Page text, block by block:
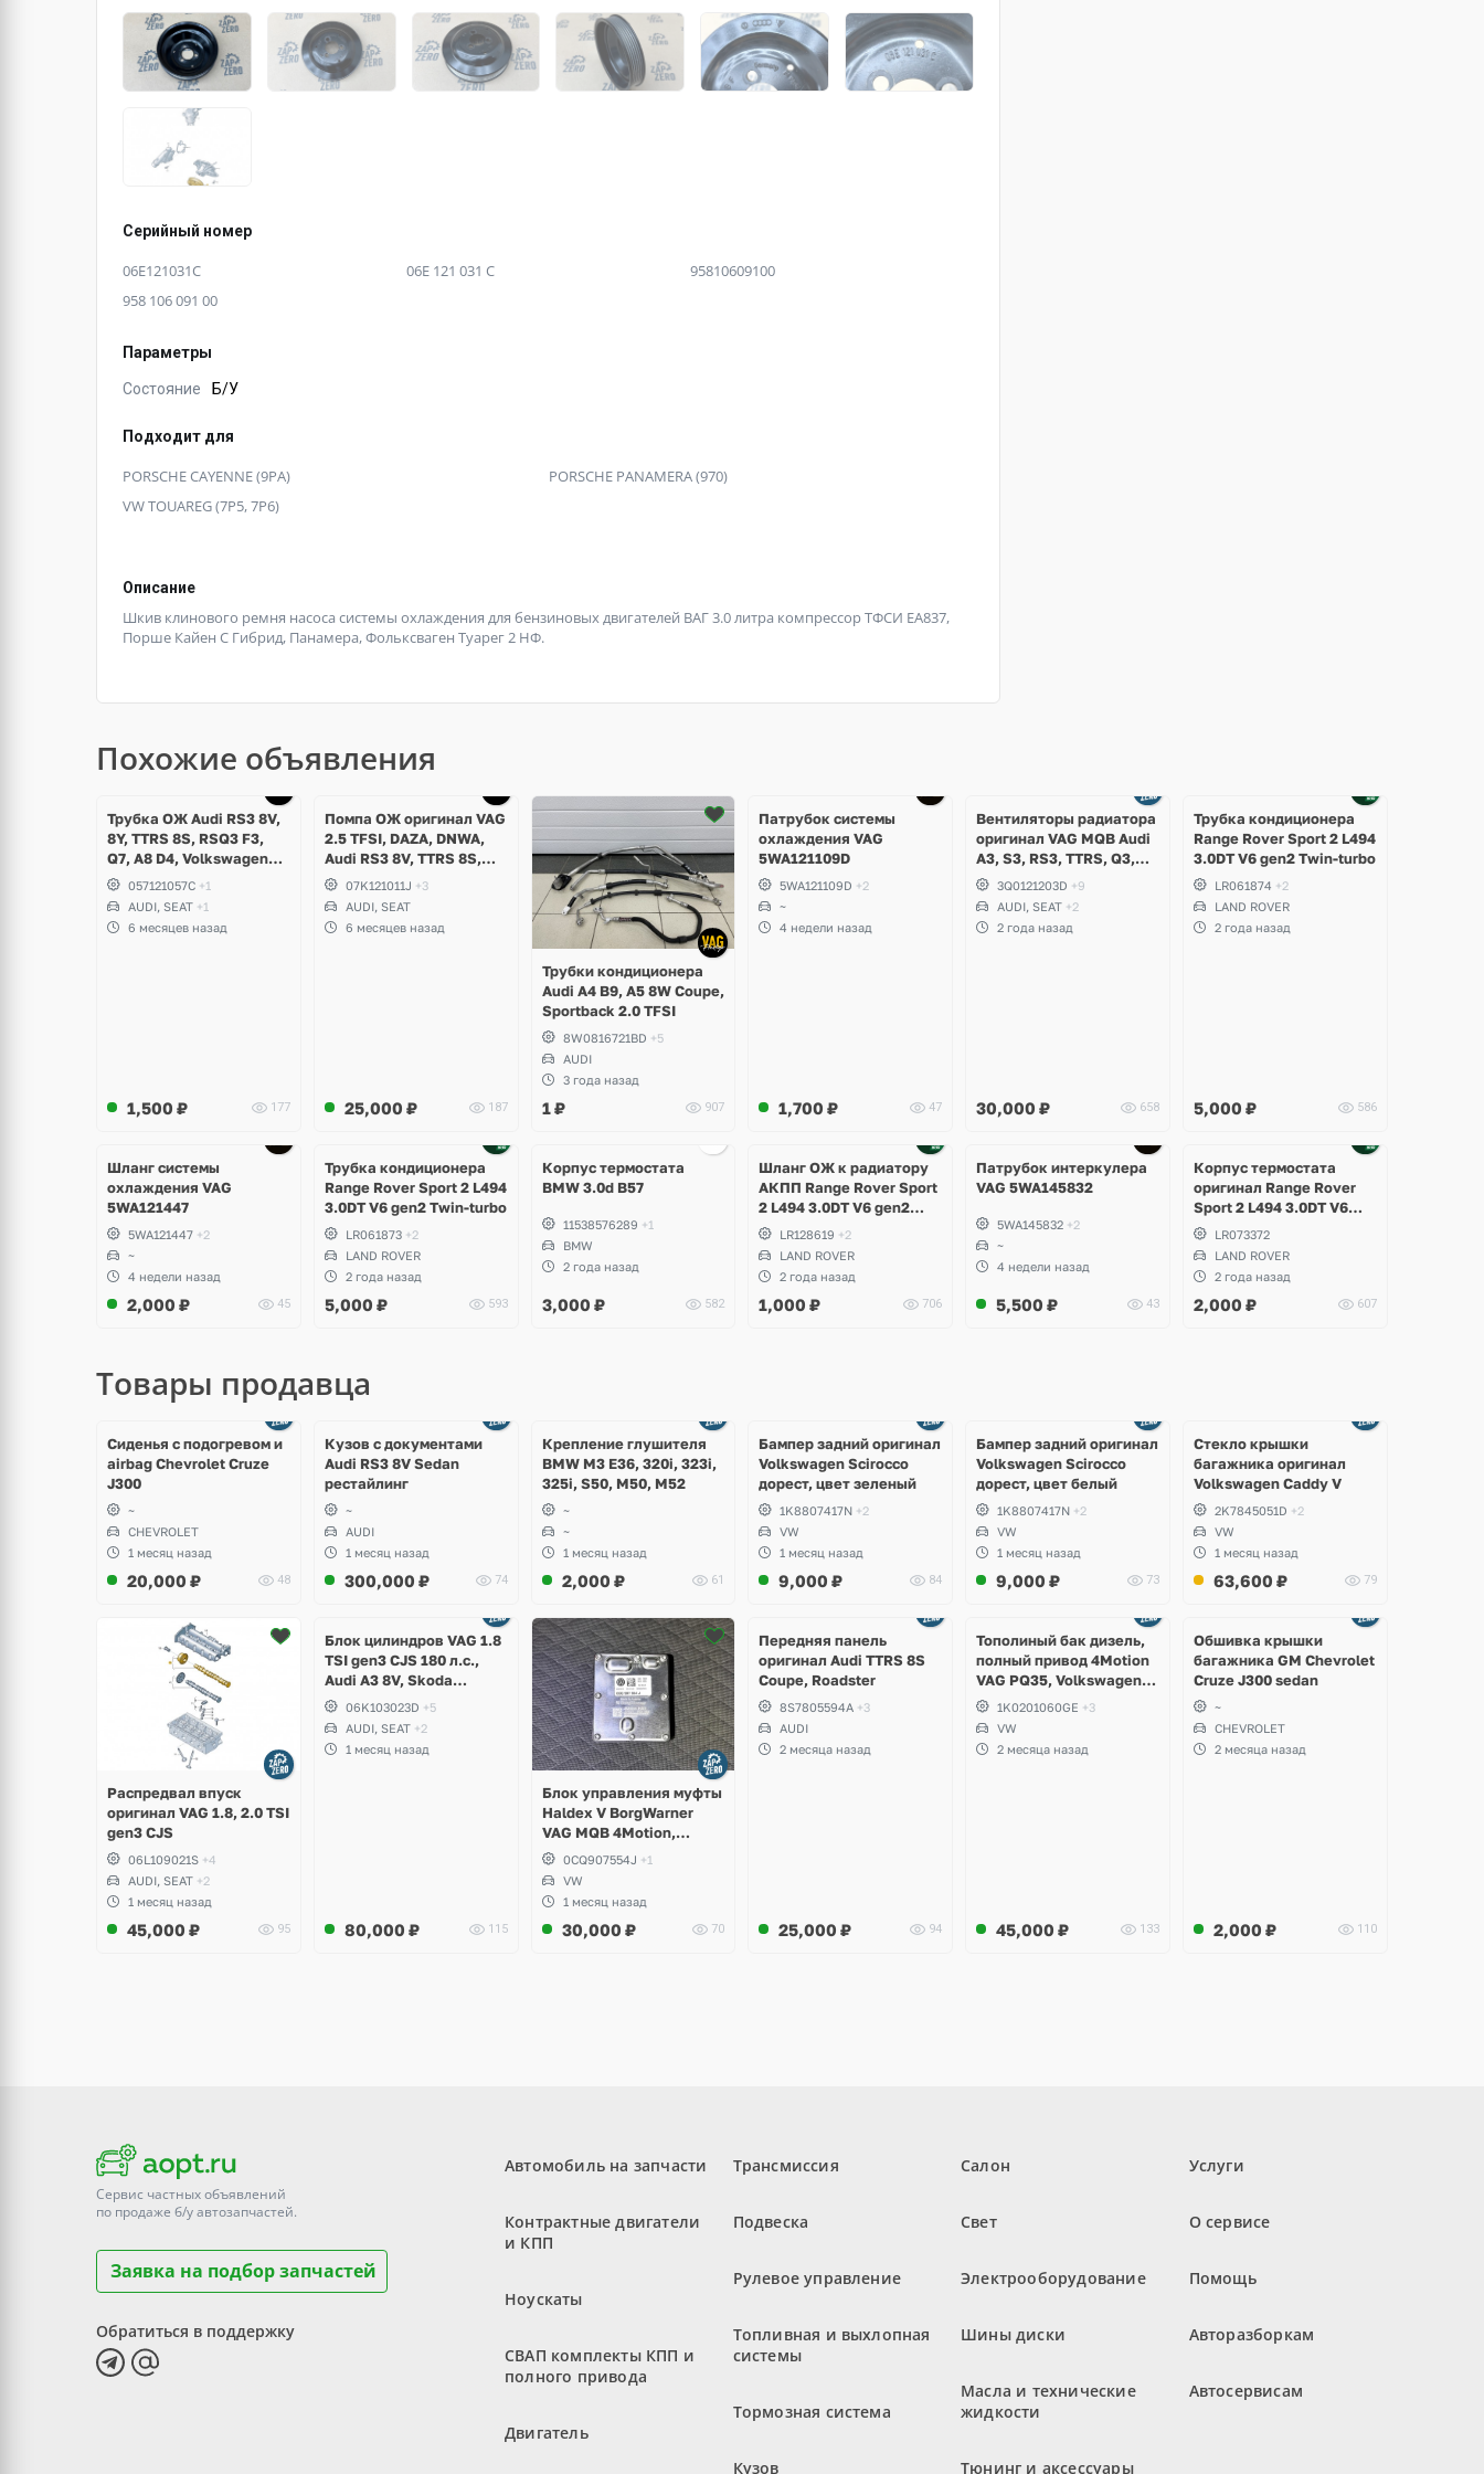
Серийный номер
06E121031C 06E 121 031 C
95810609100
958 106 091 00
Параметры
Состояние Б/У
Подходит для
PORSCHE CAYENNE (9PA)
PORSCHE PANAMERA (970)
VW TOUAREG (7P5, 7P6)
Описание
Шкив клинового ремня насоса системы охлаждения для бензиновых двигателей ВАГ 3.0 литра компрессор ТФСИ ЕА837,
Порше Кайен С Гибрид, Панамера, Фольксваген Туарег 2 НФ.
Похожие объявления
Трубка ОЖ Audi RS3 8V,
8Y, TTRS 8S, RSQ3 F3,
Q7, A8 D4, Volkswagen
Touareg NF, Seat
Formentor Cupra 2.5 TFSI
DAZA, DNWA, CZGB
057121057C +1
AUDI, SEAT +1
6 месяцев назад
1,500 ₽ 177
Помпа ОЖ оригинал VAG
2.5 TFSI, DAZA, DNWA,
Audi RS3 8V, TTRS 8S,
RSQ3 F3
07K121011J +3
AUDI, SEAT
6 месяцев назад
25,000 ₽ 187
Трубки кондиционера
Audi A4 B9, A5 8W Coupe,
Sportback 2.0 TFSI
8W0816721BD +5
AUDI
3 года назад
1₽ 907
Патрубок системы
охлаждения VAG
5WA121109D
5WA121109D +2
~
4 недели назад
1,700 ₽ 47
Вентиляторы радиатора
оригинал VAG MQB Audi
A3, S3, RS3, TTRS, Q3,
RSQ3, Volkswagen
Tiguan 2, Allspace,
Arteon, Passat B8,
Multivan, Transporter T6,
3Q0121203D +9
AUDI, SEAT +2
2 года назад
30,000 ₽ 658
Трубка кондиционера
Range Rover Sport 2 L494
3.0DT V6 gen2 Twin-turbo
LR061874 +2
LAND ROVER
2 года назад
5,000 ₽ 586
Шланг системы
охлаждения VAG
5WA121447
5WA121447 +2
~
4 недели назад
2,000 ₽ 45
Трубка кондиционера
Range Rover Sport 2 L494
3.0DT V6 gen2 Twin-turbo
LR061873 +2
LAND ROVER
2 года назад
5,000 ₽ 593
Корпус термостата
BMW 3.0d B57
11538576289 +1
BMW
2 года назад
3,000 ₽ 582
Шланг ОЖ к радиатору
АКПП Range Rover Sport
2 L494 3.0DT V6 gen2
Twin-turbo
LR128619 +2
LAND ROVER
2 года назад
1,000 ₽ 706
Патрубок интеркулера
VAG 5WA145832
5WA145832 +2
~
4 недели назад
5,500 ₽ 43
Корпус термостата
оригинал Range Rover
Sport 2 L494 3.0DT V6
gen2 Twin-turbo
LR073372
LAND ROVER
2 года назад
2,000 ₽ 607
Товары продавца
Сиденья с подогревом и
airbag Chevrolet Cruze
J300
~
CHEVROLET
1 месяц назад
20,000 ₽ 48
Кузов с документами
Audi RS3 8V Sedan
рестайлинг
~
AUDI
1 месяц назад
300,000 ₽ 74
Крепление глушителя
BMW M3 E36, 320i, 323i,
325i, S50, M50, M52
~
~
1 месяц назад
2,000 ₽ 61
Бампер задний оригинал
Volkswagen Scirocco
дорест, цвет зеленый
1K8807417N +2
VW
1 месяц назад
9,000 ₽ 84
Бампер задний оригинал
Volkswagen Scirocco
дорест, цвет белый
1K8807417N +2
VW
1 месяц назад
9,000 ₽ 73
Стекло крышки
багажника оригинал
Volkswagen Caddy V
2K7845051D +2
VW
1 месяц назад
63,600 ₽ 79
Распредвал впуск
оригинал VAG 1.8, 2.0 TSI
gen3 CJS
06L109021S +4
AUDI, SEAT +2
1 месяц назад
45,000 ₽ 95
2 фото
Блок цилиндров VAG 1.8
TSI gen3 CJS 180 л.с.,
Audi A3 8V, Skoda
Octavia A7, Superb,
Volkswagen Passat B8,
Golf VII Alltrack, Seat
Leon
06K103023D +5
AUDI, SEAT +2
1 месяц назад
80,000 ₽ 115
Блок управления муфты
Haldex V BorgWarner
VAG MQB 4Motion,
Volkswagen Tiguan
0CQ907554J +1
VW
1 месяц назад
30,000 ₽ 70
2 фото
Передняя панель
оригинал Audi TTRS 8S
Coupe, Roadster
8S7805594A +3
AUDI
2 месяца назад
25,000 ₽ 94
Тополиный бак дизель,
полный привод 4Motion
VAG PQ35, Volkswagen
Scirocco, Golf V, VI,
Skoda Yeti, Octavia A5,
Superb, Audi A3, Seat
Altea
1K0201060GE +3
VW
2 месяца назад
45,000 ₽ 133
Обшивка крышки
багажника GM Chevrolet
Cruze J300 sedan
~
CHEVROLET
2 месяца назад
2,000 ₽ 110
Сервис частных объявлений
по продаже б/уавтозапчастей.
Заявка на подбор запчастей
Обратиться в поддержку
Автомобиль на запчасти
Контрактные двигатели
и КПП
Ноускаты
СВАП комплекты КПП и
полного привода
Двигатель
Трансмиссия
Подвеска
Рулевое управление
Топливная и выхлопная
системы
Тормозная система
Кузов
Салон
Свет
Электрооборудование
Шины диски
Масла и технические
жидкости
Тюнинг и аксессуары
Услуги
О сервисе
Помощь
Авторазборкам
Автосервисам